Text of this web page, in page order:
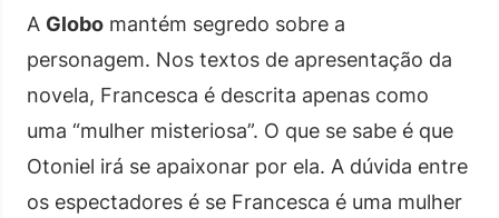
A Globo mantém segredo sobre a
personagem. Nos textos de apresentação da
novela, Francesca é descrita apenas como
uma “mulher misteriosa”. O que se sabe é que
Otoniel irá se apaixonar por ela. A dúvida entre
os espectadores é se Francesca é uma mulher